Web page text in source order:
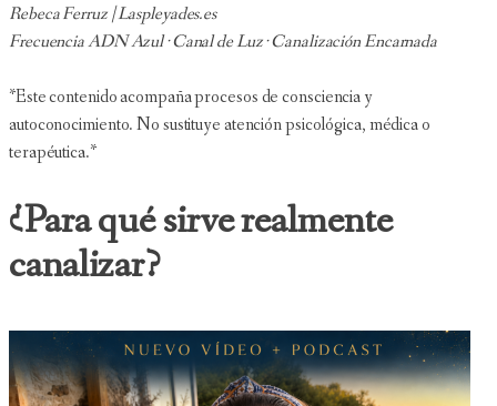
Rebeca Ferruz | Laspleyades.es
Frecuencia ADN Azul · Canal de Luz · Canalización Encarnada
*Este contenido acompaña procesos de consciencia y
autoconocimiento. No sustituye atención psicológica, médica o
terapéutica.*
¿Para qué sirve realmente
canalizar?